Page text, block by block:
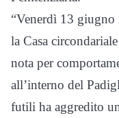
“Venerdì 13
la Casa
nota per
all’interno del
futili ha aggredito